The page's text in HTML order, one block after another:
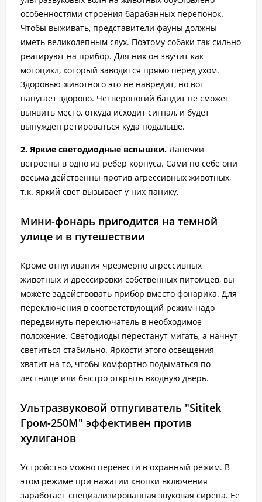
особенностями строения барабанных перепонок.
Чтобы выживать, представители фауны должны
иметь великолепным слух. Поэтому собаки так сильно
реагируют на прибор. Для них он звучит как
мотоцикл, который заводится прямо перед ухом.
Здоровью животного это не навредит, но вот
напугает здорово. Четвероногий бандит не сможет
выявить место, откуда исходит сигнал, и будет
вынужден ретироваться куда подальше.
2. Яркие светодиодные вспышки. Лапочки
встроены в одно из рёбер корпуса. Сами по себе они
весьма действенны против агрессивных животных,
т.к. яркий свет вызывает у них панику.
Мини-фонарь пригодится на темной
улице и в путешествии
Кроме отпугивания чрезмерно агрессивных
животных и дрессировки собственных питомцев, вы
можете задействовать прибор вместо фонарика. Для
переключения в соответствующий режим надо
передвинуть переключатель в необходимое
положение. Светодиоды перестанут мигать, а начнут
светиться стабильно. Яркости этого освещения
хватит на то, чтобы комфортно подыматься по
лестнице или быстро открыть входную дверь.
Ультразвуковой отпугиватель "Sititek
Гром-250М" эффективен против
хулиганов
Устройство можно перевести в охранный режим. В
этом режиме при нажатии кнопки включения
заработает специализированная звуковая сирена. Её